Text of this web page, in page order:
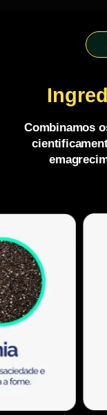
Combinamos